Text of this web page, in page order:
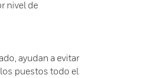
nivel de
ayudan a evitar
puestos todo el